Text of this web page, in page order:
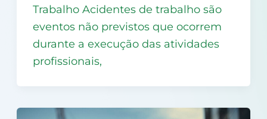
Trabalho Acidentes de trabalho são
eventos não previstos que ocorrem
durante a execução das atividades
profissionais,